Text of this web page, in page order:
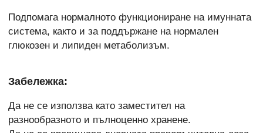
Подпомага нормалното функциониране на имунната
система, както и за поддържане на нормален
глюкозен и липиден метаболизъм.
Забележка:
Да не се използва като заместител на
разнообразното и пълноценно хранене.